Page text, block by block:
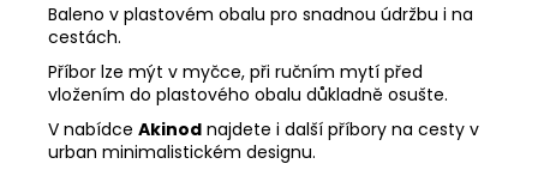
Baleno v plastovém obalu pro snadnou údržbu i na
cestách.
Příbor lze mýt v myčce, při ručním mytí před
vložením do plastového obalu důkladně osušte.
V nabídce Akinod najdete i další příbory na cesty v
urban minimalistickém designu.